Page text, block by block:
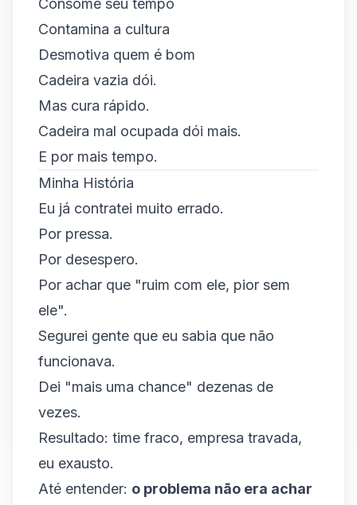
Consome seu tempo
Contamina a cultura
Desmotiva quem é bom
Cadeira vazia dói.
Mas cura rápido.
Cadeira mal ocupada dói mais.
E por mais tempo.
Minha História
Eu já contratei muito errado.
Por pressa.
Por desespero.
Por achar que "ruim com ele, pior sem
ele".
Segurei gente que eu sabia que não
funcionava.
Dei "mais uma chance" dezenas de
vezes.
Resultado: time fraco, empresa travada,
eu exausto.
Até entender: o problema não era achar